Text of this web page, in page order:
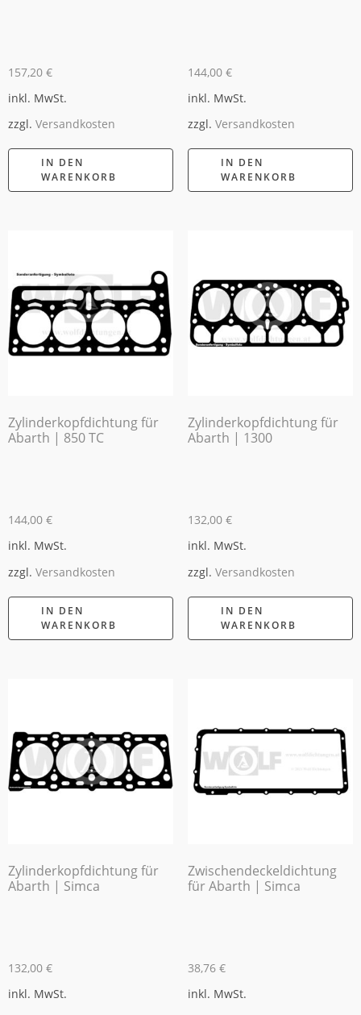
157,20 €
inkl. MwSt.
zzgl. Versandkosten
IN DEN
WARENKORB
144,00 €
inkl. MwSt.
zzgl. Versandkosten
IN DEN
WARENKORB
Zylinderkopfdichtung für
Abarth | 850 TC
144,00 €
inkl. MwSt.
zzgl. Versandkosten
IN DEN
WARENKORB
Zylinderkopfdichtung für
Abarth | 1300
132,00 €
inkl. MwSt.
zzgl. Versandkosten
IN DEN
WARENKORB
Zylinderkopfdichtung für
Abarth | Simca
132,00 €
inkl. MwSt.
Zwischendeckeldichtung
für Abarth | Simca
38,76 €
inkl. MwSt.